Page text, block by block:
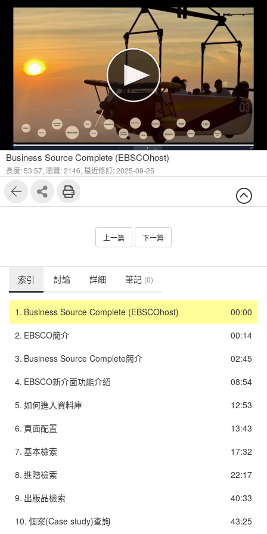
1
Business Source Complete (EBSCOhost)
長度: 53:57, 瀏覽: 2146, 最近修訂: 2025-09-25
上一篇 下一篇
索引 討論 詳細 筆記 (0)
00:00
1. Business Source Complete (EBSCOhost)
00:14
2. EBSCO簡介
02:45
3. Business Source Complete簡介
08:54
4. EBSCO新介面功能介紹
12:53
5. 如何進入資料庫
13:43
6. 頁面配置
17:32
7. 基本檢索
22:17
8. 進階檢索
40:33
9. 出版品檢索
43:25
10. 個案(Case study)查詢